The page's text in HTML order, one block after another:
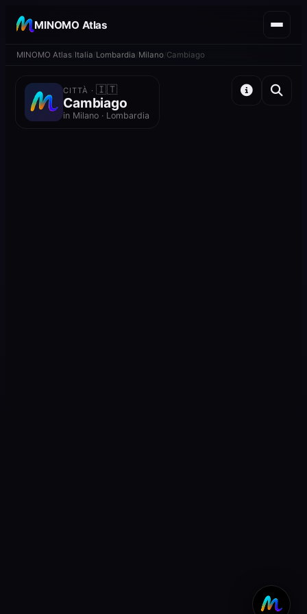
MINOMO Atlas
MINOMO Atlas Italia Lombardia Milano Cambiago
CITTÀ ·🇮🇹
Cambiago
in Milano · Lombardia